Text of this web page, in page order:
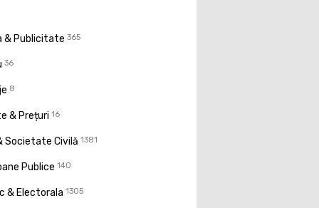
& Publicitate 365
36
8
& Prețuri 16
Societate Civilă 1381
Publice 140
& Electorala 1305